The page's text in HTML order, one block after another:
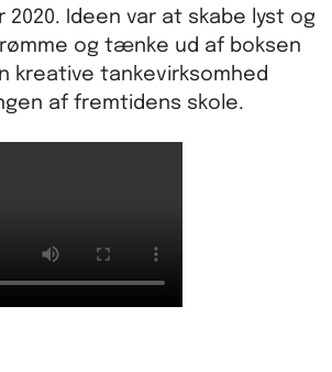
Ideen var at skabe lyst og
og tænke ud af boksen
kreative tankevirksomhed
af fremtidens skole.